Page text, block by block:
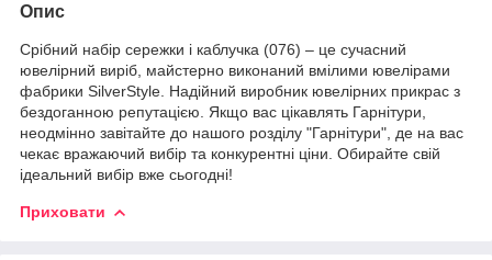
Опис
Срібний набір сережки і каблучка (076) – це сучасний
ювелірний виріб, майстерно виконаний вмілими ювелірами
фабрики SilverStyle. Надійний виробник ювелірних прикрас з
бездоганною репутацією. Якщо вас цікавлять Гарнітури,
неодмінно завітайте до нашого розділу "Гарнітури", де на вас
чекає вражаючий вибір та конкурентні ціни. Обирайте свій
ідеальний вибір вже сьогодні!
Приховати